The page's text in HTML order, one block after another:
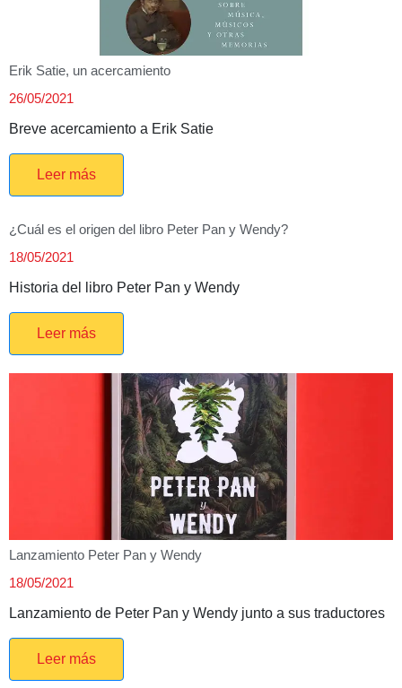
Erik Satie, un acercamiento
26/05/2021
Breve acercamiento a Erik Satie
Leer más
¿Cuál es el origen del libro Peter Pan y Wendy?
18/05/2021
Historia del libro Peter Pan y Wendy
Leer más
Lanzamiento Peter Pan y Wendy
18/05/2021
Lanzamiento de Peter Pan y Wendy junto a sus traductores
Leer más